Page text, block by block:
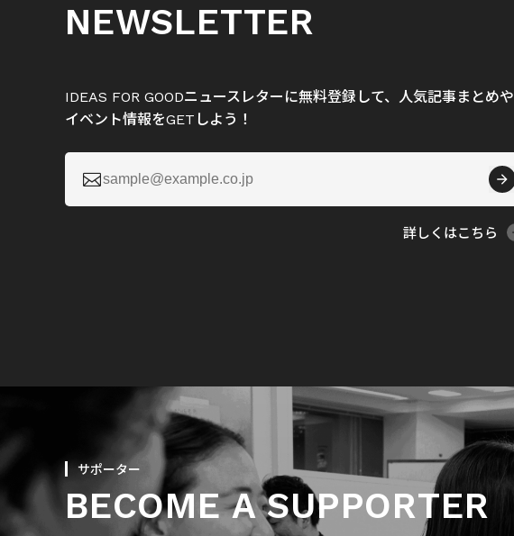
NEWSLETTER
IDEAS FOR GOODニュースレターに無料登録して、人気記事まとめや
イベント情報をGETしよう！

詳しくはこちら
サポーター
BECOME A SUPPORTER